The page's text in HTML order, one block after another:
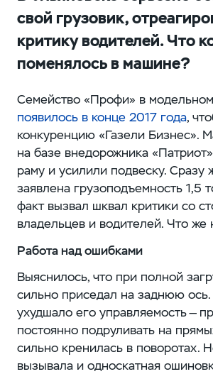
свой грузовик,
критику водителей. Что
поменялось в машине?
Семейство «Профи» в
появилось в конце 2017 года,
конкуренцию «Газели Бизнес».
на базе внедорожника
раму и усилили подвеску. Сразу
заявлена грузоподъемность 1,5
факт вызвал шквал критики со
владельцев и водителей. Что же
Работа над ошибками
Выяснилось, что при полной
сильно приседал на заднюю
ухудшало его управляемость —
постоянно подруливать на
сильно кренилась в поворотах.
вызывала и односкатная